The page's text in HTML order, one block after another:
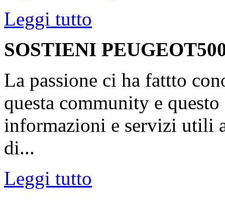
Leggi tutto
SOSTIENI
La passione ci ha fattto
questa community e
informazioni e servizi utili
di...
Leggi tutto